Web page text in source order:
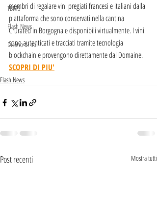
TBMS
Flash News
Dicono di noi
membri di regalare vini pregiati francesi e italiani dalla
piattaforma che sono conservati nella cantina
Crurated in Borgogna e disponibili virtualmente. I vini
sono autenticati e tracciati tramite tecnologia
blockchain e provengono direttamente dal Domaine.
SCOPRI DI PIU'
Flash News
Post recenti Mostra tutti